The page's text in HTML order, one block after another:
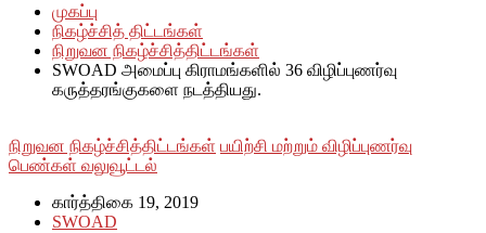
முகப்பு
நிகழ்ச்சித் திட்டங்கள்
நிறுவன நிகழ்ச்சித்திட்டங்கள்
SWOAD அமைப்பு கிராமங்களில் 36 விழிப்புணர்வு
கருத்தரங்குகளை நடத்தியது.
நிறுவன நிகழ்ச்சித்திட்டங்கள் பயிற்சி மற்றும் விழிப்புணர்வு
பெண்கள் வலுவூட்டல்
கார்த்திகை 19, 2019
SWOAD